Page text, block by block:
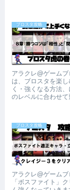
ブロスタ攻略
アラクレ@ゲーム
は、ブロスタを楽
く・強くなる方法
のレベルに合わせて
ブロスタ攻略
アラクレ@ゲーム
「ボスファイト」